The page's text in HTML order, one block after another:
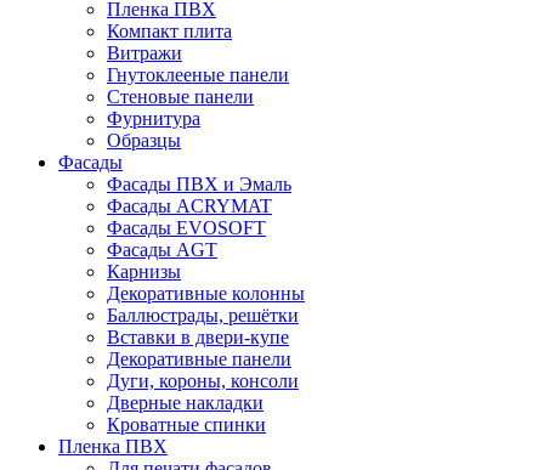
Пленка ПВХ
Компакт плита
Витражи
Гнутоклееные панели
Стеновые панели
Фурнитура
Образцы
Фасады
Фасады ПВХ и Эмаль
Фасады ACRYMAT
Фасады EVOSOFT
Фасады AGT
Карнизы
Декоративные колонны
Баллюстрады, решётки
Вставки в двери-купе
Декоративные панели
Дуги, короны, консоли
Дверные накладки
Кроватные спинки
Пленка ПВХ